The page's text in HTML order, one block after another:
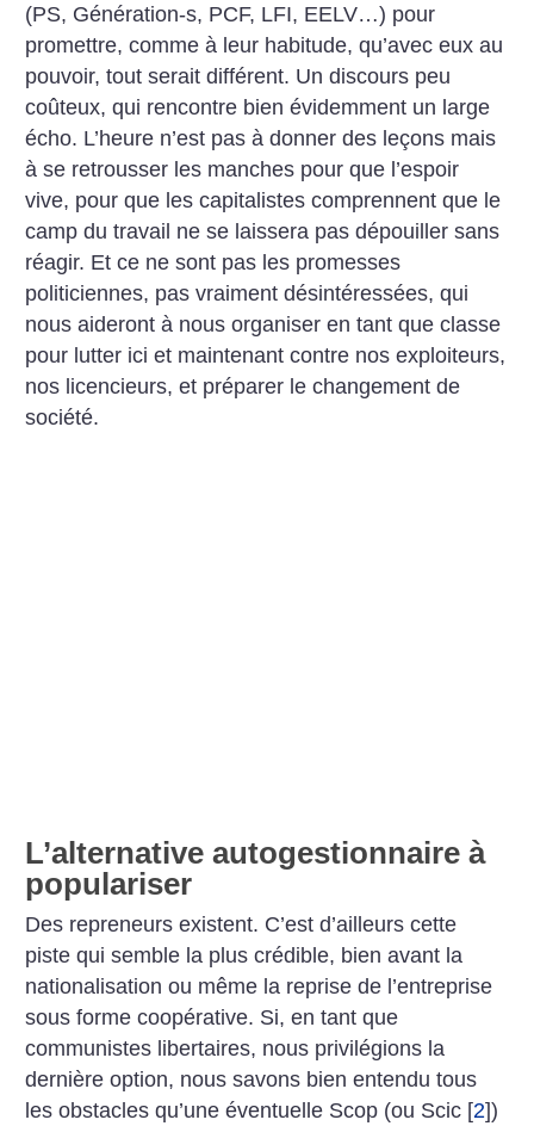
(PS, Génération-s, PCF, LFI, EELV…) pour
promettre, comme à leur habitude, qu’avec eux au
pouvoir, tout serait différent. Un discours peu
coûteux, qui rencontre bien évidemment un large
écho. L’heure n’est pas à donner des leçons mais
à se retrousser les manches pour que l’espoir
vive, pour que les capitalistes comprennent que le
camp du travail ne se laissera pas dépouiller sans
réagir. Et ce ne sont pas les promesses
politiciennes, pas vraiment désintéressées, qui
nous aideront à nous organiser en tant que classe
pour lutter ici et maintenant contre nos exploiteurs,
nos licencieurs, et préparer le changement de
société.
L’alternative autogestionnaire à
populariser
Des repreneurs existent. C’est d’ailleurs cette
piste qui semble la plus crédible, bien avant la
nationalisation ou même la reprise de l’entreprise
sous forme coopérative. Si, en tant que
communistes libertaires, nous privilégions la
dernière option, nous savons bien entendu tous
les obstacles qu’une éventuelle Scop (ou Scic [2])